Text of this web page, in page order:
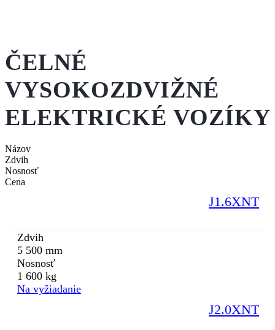
ČELNÉ
VYSOKOZDVIŽNÉ
ELEKTRICKÉ VOZÍKY
Názov
Zdvih
Nosnosť
Cena
J1.6XNT
Zdvih
5 500 mm
Nosnosť
1 600 kg
Na vyžiadanie
J2.0XNT